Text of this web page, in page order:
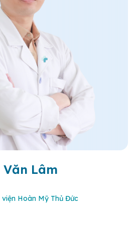
Văn Lâm
viện Hoàn Mỹ Thủ Đức